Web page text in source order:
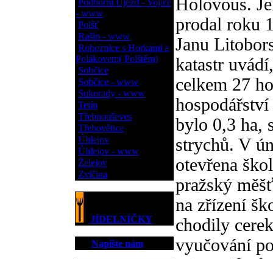
Podhorní Újezd - Vojice
- www
Polšť
Rašín - www
Rohoznice s Horkami a
Polákovem( Polštěm)
Sobčice
Sobčice - www
Sukorady - www
Tetín
Třebnouševes
Třebovětice
Úhlejov
Úhlejov - www
Želejov
Zvičina
JÍDELNÍČKY
Napište nám
Holovous.
prodal roku
Janu
katastr
celkem 27
bylo 0,3 ha,
strychů. V
otevřena
pražský
na zřízení
chodily
vyučování